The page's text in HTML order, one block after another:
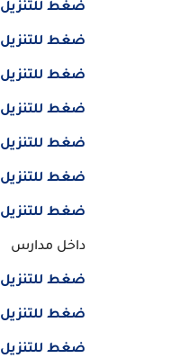
ضغط للتنزيل
ضغط للتنزيل
ضغط للتنزيل
ضغط للتنزيل
ضغط للتنزيل
ضغط للتنزيل
ضغط للتنزيل
داخل مدارس
ضغط للتنزيل
ضغط للتنزيل
ضغط للتنزيل